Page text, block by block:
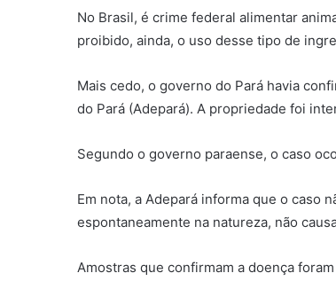
No Brasil, é crime federal alimentar
proibido, ainda, o uso desse tipo de
Mais cedo, o governo do Pará havia
do Pará (Adepará). A propriedade foi
Segundo o governo paraense, o caso
Em nota, a Adepará informa que o caso
espontaneamente na natureza, não
Amostras que confirmam a doença